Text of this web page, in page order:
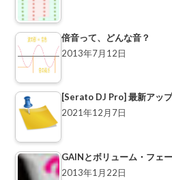
倍音って、どんな音？
2013年7月12日
[Serato DJ Pro] 最新アッ
2021年12月7日
GAINとボリューム・フェ
2013年1月22日